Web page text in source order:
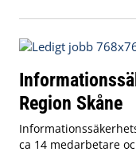
Region Skåne
ca 14 medarbetare